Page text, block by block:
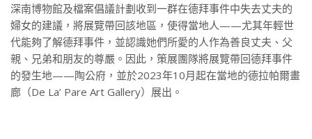
深南博物館及檔案倡議計劃收到一群在德拜事件中失去丈夫的
婦女的建議，將展覽帶回該地區，使得當地人——尤其年輕世
代能夠了解德拜事件，並認識她們所愛的人作為善良丈夫、父
親、兄弟和朋友的尊嚴。因此，策展團隊將展覽帶回德拜事件
的發生地——陶公府，並於2023年10月起在當地的德拉帕爾畫
廊（De La’ Pare Art Gallery）展出。